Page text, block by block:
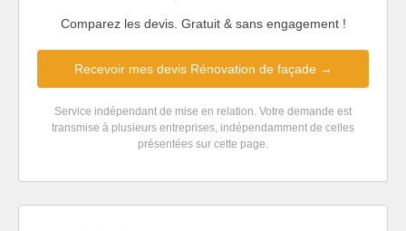
Comparez les devis. Gratuit & sans engagement !
Recevoir mes devis Rénovation de façade →
Service indépendant de mise en relation. Votre demande est
transmise à plusieurs entreprises, indépendamment de celles
présentées sur cette page.